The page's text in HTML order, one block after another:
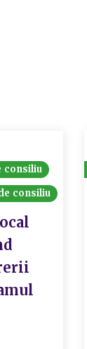
consiliu
consiliu